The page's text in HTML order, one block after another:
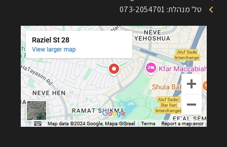
טל' מנהלת: 073-2054701